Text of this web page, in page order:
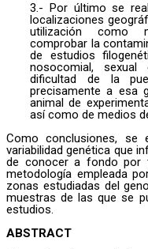
3.- Por último se
localizaciones
utilización como
comprobar la
de estudios
nosocomial,
dificultad de la
precisamente a esa
animal de
así como de medios
Como conclusiones, se
variabilidad genética que
de conocer a fondo por
metodología empleada
zonas estudiadas del
muestras de las que se
estudios.
ABSTRACT